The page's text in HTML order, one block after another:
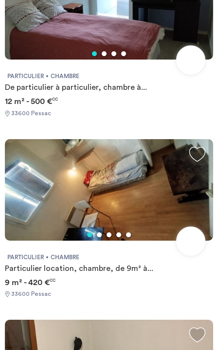
PARTICULIER CHAMBRE
De particulier à particulier, chambre à...
12 m² - 500 €CC
33600 Pessac
PARTICULIER CHAMBRE
Particulier location, chambre, de 9m² à...
9 m² - 420 €CC
33600 Pessac